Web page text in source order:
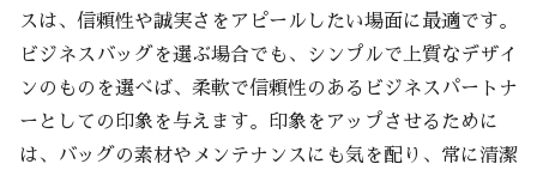
スは、信頼性や誠実さをアピールしたい場面に最適です。
ビジネスバッグを選ぶ場合でも、シンプルで上質なデザイ
ンのものを選べば、柔軟で信頼性のあるビジネスパートナ
ーとしての印象を与えます。印象をアップさせるために
は、バッグの素材やメンテナンスにも気を配り、常に清潔